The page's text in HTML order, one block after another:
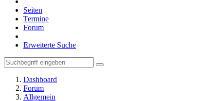
Seiten
Termine
Forum
Erweiterte Suche
Dashboard
Forum
Allgemein